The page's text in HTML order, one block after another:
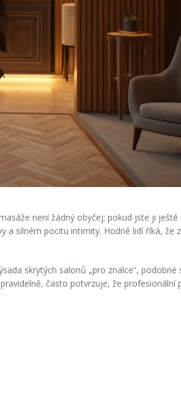
není žádný obyčej; pokud jste ji ještě
silném pocitu intimity. Hodně lidí říká, že
skrytých salonů „pro znalce“, podobné
často potvrzuje, že profesionální